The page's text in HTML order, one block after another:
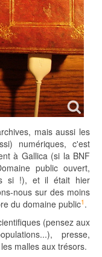
mais aussi les
numériques, c'est
à Gallica (si la BNF
public ouvert,
si !), et il était hier
nous sur des moins
du domaine public1 .
(pensez aux
presse,
malles aux trésors.